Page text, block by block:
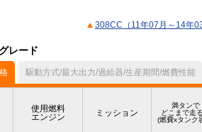
308CC（11年07月～14年
レード
駆動方式/最大出力/過給器/生産期間/燃費性能
使用燃料
エンジン
ミッション
満タンで
どこまで走
(燃費xタンク